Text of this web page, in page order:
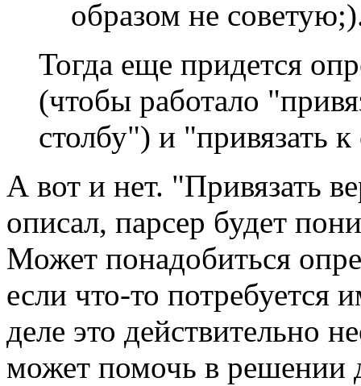
образом не
Тогда еще придется
(чтобы работало
столбу") и "привязать
А вот и нет. "Привязать
описал, парсер будет
Может понадобиться
если что-то потребуется
деле это действительно
может помочь в решении